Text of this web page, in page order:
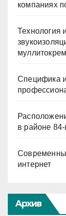
компаниях
Технология
Специфика
в районе
интернет
Архив